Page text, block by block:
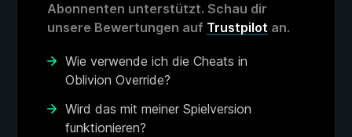
Abonnenten unterstützt. Schau dir
unsere Bewertungen auf Trustpilot an.
Wie verwende ich die Cheats in
Oblivion Override?
Wird das mit meiner Spielversion
funktionieren?